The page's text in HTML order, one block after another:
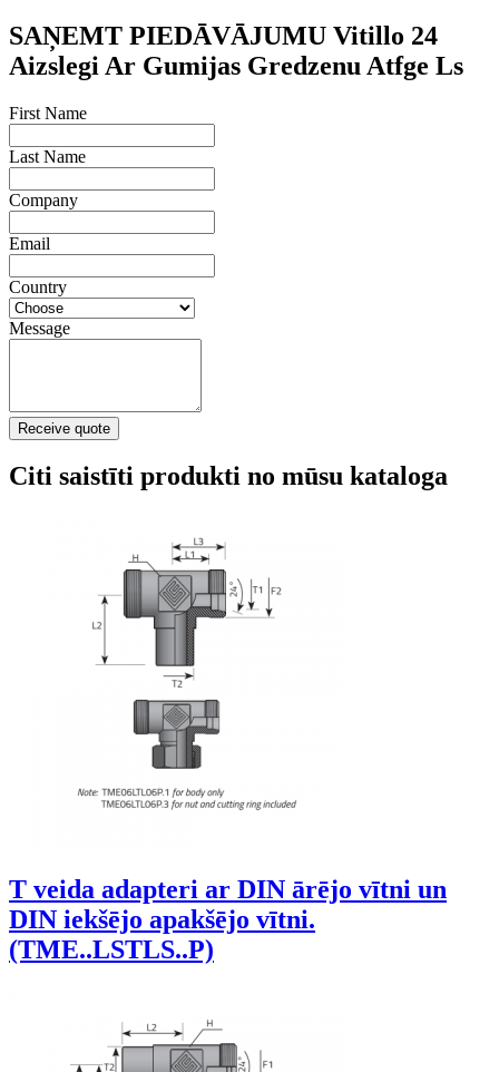
SAŅEMT PIEDĀVĀJUMU Vitillo 24
Aizslegi Ar Gumijas Gredzenu Atfge Ls
First Name
Last Name
Company
Email
Country
Message
Receive quote
Citi saistīti produkti no mūsu kataloga
T veida adapteri ar DIN ārējo vītni un
DIN iekšējo apakšējo vītni.
(TME..LSTLS..P)